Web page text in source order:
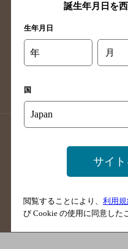
高知県のバー検
長崎県のバー検索
大分県のバー検索
掲載店
サイトマップ ご
誕生年月日を
生年月日
年 月
国
サイ
閲覧することにより、 利用規
び Cookie の使用に同意した